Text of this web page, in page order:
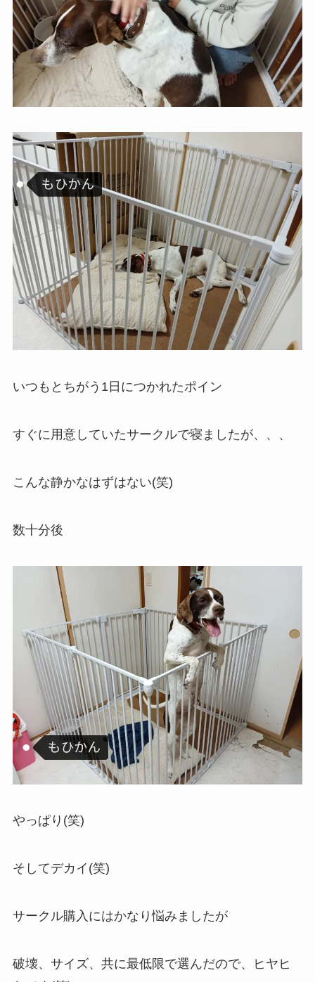
いつもとちがう1日につかれたポイン
すぐに用意していたサークルで寝ましたが、、、
こんな静かなはずはない(笑)
数十分後
やっぱり(笑)
そしてデカイ(笑)
サークル購入にはかなり悩みましたが
破壊、サイズ、共に最低限で選んだので、ヒヤヒ